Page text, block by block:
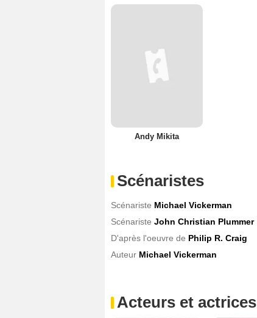
Andy Mikita
Scénaristes
Scénariste Michael Vickerman
Scénariste John Christian Plummer
D'après l'oeuvre de Philip R. Craig
Auteur Michael Vickerman
Acteurs et actrices